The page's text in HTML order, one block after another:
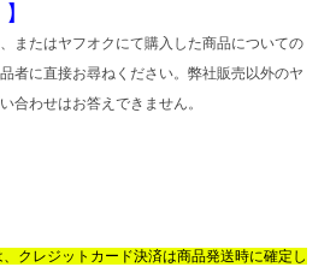
またはヤフオクにて購入した商品についての
者に直接お尋ねください。弊社販売以外のヤ
合わせはお答えできません。
クレジットカード決済は商品発送時に確定し